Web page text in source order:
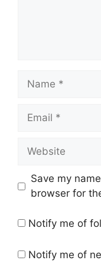
Name
Email
Website
Save my
browser for
Notify me of
Notify me of